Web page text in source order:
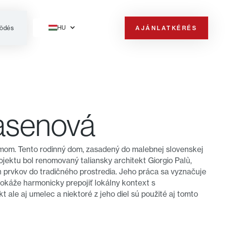
HU AJÁNLATKÉRÉS
Tento rodinný dom, zasadený do malebnej slovenskej
bol renomovaný taliansky architekt Giorgio Palù,
do tradičného prostredia. Jeho práca sa vyznačuje
harmonicky prepojiť lokálny kontext s
ale aj umelec a niektoré z jeho diel sú použité aj tomto